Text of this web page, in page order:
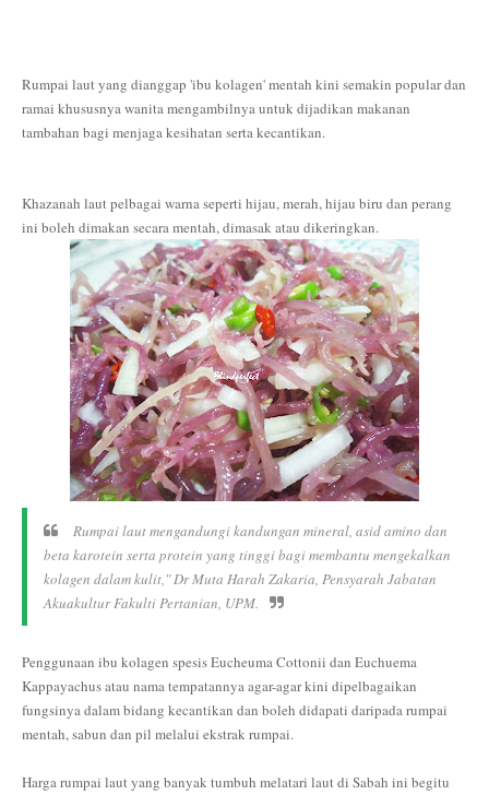
Rumpai laut yang dianggap 'ibu kolagen' mentah kini semakin popular dan
ramai khususnya wanita mengambilnya untuk dijadikan makanan
tambahan bagi menjaga kesihatan serta kecantikan.
Khazanah laut pelbagai warna seperti hijau, merah, hijau biru dan perang
ini boleh dimakan secara mentah, dimasak atau dikeringkan.
Rumpai laut mengandungi kandungan mineral, asid amino dan
beta karotein serta protein yang tinggi bagi membantu mengekalkan
kolagen dalam kulit," Dr Muta Harah Zakaria, Pensyarah Jabatan
Akuakultur Fakulti Pertanian, UPM.
Penggunaan ibu kolagen spesis Eucheuma Cottonii dan Euchuema
Kappayachus atau nama tempatannya agar-agar kini dipelbagaikan
fungsinya dalam bidang kecantikan dan boleh didapati daripada rumpai
mentah, sabun dan pil melalui ekstrak rumpai.
Harga rumpai laut yang banyak tumbuh melatari laut di Sabah ini begitu